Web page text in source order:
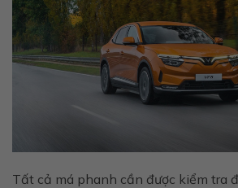
Tất cả má phanh cần được kiểm tra